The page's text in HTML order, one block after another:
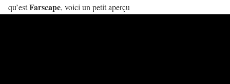
qu’estFarscape, voici un petit aperçu